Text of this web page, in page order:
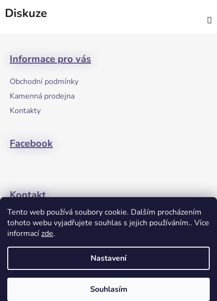
Tento web používá soubory cookie. Dalším procházením
tohoto webu vyjadřujete souhlas s jejich používáním.. Více
informacízde.
Nastavení
Souhlasím
Diskuze
Informace pro vás
Obchodní podmínky
Kamenná prodejna
Kontakty
Facebook
Kontakt
+420608274762
Vytvořil Shoptet